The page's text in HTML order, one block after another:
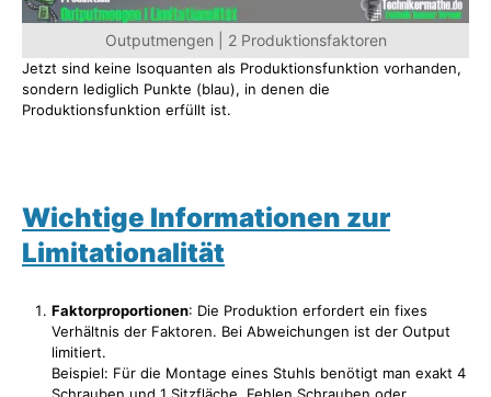
Outputmengen | 2 Produktionsfaktoren
Jetzt sind keine Isoquanten als Produktionsfunktion vorhanden,
sondern lediglich Punkte (blau), in denen die
Produktionsfunktion erfüllt ist.
Wichtige Informationen zur
Limitationalität
Faktorproportionen: Die Produktion erfordert ein fixes
Verhältnis der Faktoren. Bei Abweichungen ist der Output
limitiert.
Beispiel: Für die Montage eines Stuhls benötigt man exakt 4